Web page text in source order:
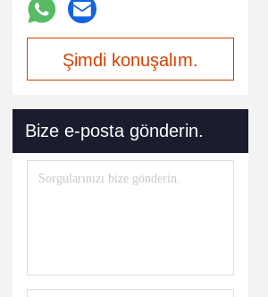
Şimdi konuşalım.
Bize e-posta gönderin.